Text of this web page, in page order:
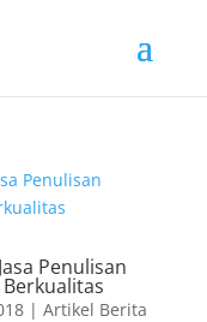
Penulisan
| Artikel Berita